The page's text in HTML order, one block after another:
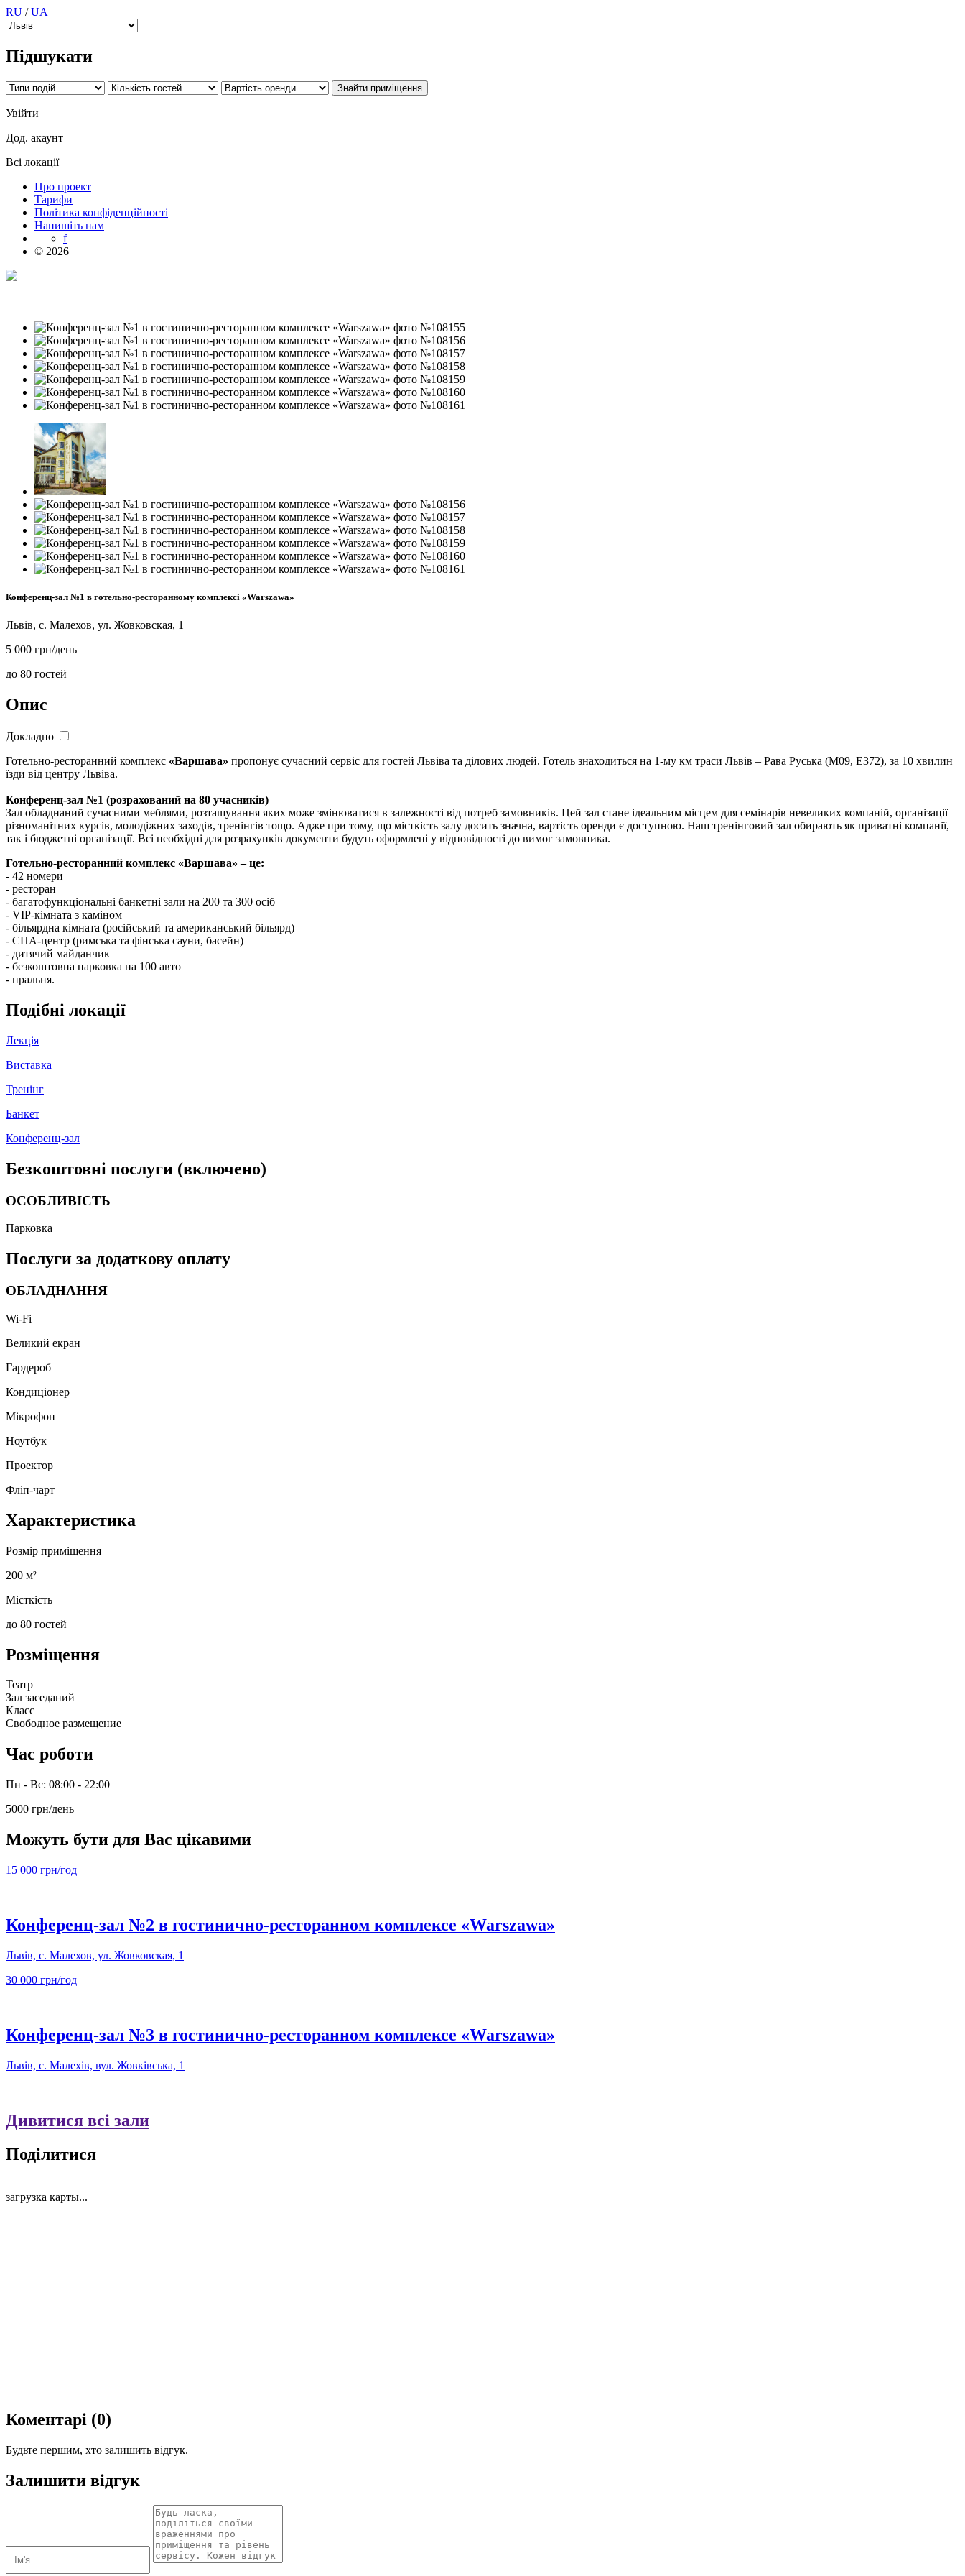
RU /UA
Підшукати
Увійти
Дод. акаунт
Всі локації
Про проект
Тарифи
Політика конфіденційності
Напишіть нам
f
© 2026
Конференц-зал №1 в готельно-ресторанному комплексі «Warszawa»
Львів, с. Малехов, ул. Жовковская, 1
5 000 грн/день
до 80 гостей
Опис
Докладно
Готельно-ресторанний комплекс «Варшава» пропонує сучасний сервіс для гостей Львіва та ділових людей. Готель знаходиться на 1-му км траси Львів – Рава Руська (М09, Е372), за 10 хвилин
їзди від центру Львіва.
Конференц-зал №1 (розрахований на 80 учасників)
Зал обладнаний сучасними меблями, розташування яких може змінюватися в залежності від потреб замовників. Цей зал стане ідеальним місцем для семінарів невеликих компаній, організації
різноманітних курсів, молодіжних заходів, тренінгів тощо. Адже при тому, що місткість залу досить значна, вартість оренди є доступною. Наш тренінговий зал обирають як приватні компанії,
так і бюджетні організації. Всі необхідні для розрахунків документи будуть оформлені у відповідності до вимог замовника.
Готельно-ресторанний комплекс «Варшава» – це:
- 42 номери
- ресторан
- багатофункціональні банкетні зали на 200 та 300 осіб
- VIP-кімната з каміном
- більярдна кімната (російський та американський більярд)
- СПА-центр (римська та фінська сауни, басейн)
- дитячий майданчик
- безкоштовна парковка на 100 авто
- пральня.
Подібні локації
Лекція
Виставка
Тренінг
Банкет
Конференц-зал
Безкоштовні послуги (включено)
ОСОБЛИВІСТЬ
Парковка
Послуги за додаткову оплату
ОБЛАДНАННЯ
Wi-Fi
Великий екран
Гардероб
Кондиціонер
Мікрофон
Ноутбук
Проектор
Фліп-чарт
Характеристика
Розмір приміщення
200 м²
Місткість
до 80 гостей
Розміщення
Театр
Зал заседаний
Класс
Свободное размещение
Час роботи
Пн - Вс: 08:00 - 22:00
5000 грн/день
Можуть бути для Вас цікавими
15 000 грн/год
Конференц-зал №2 в гостинично-ресторанном комплексе «Warszawa»
Львів, с. Малехов, ул. Жовковская, 1
30 000 грн/год
Конференц-зал №3 в гостинично-ресторанном комплексе «Warszawa»
Львів, с. Малехів, вул. Жовківська, 1
Дивитися всі зали
Поділитися
загрузка карты...
Коментарі (0)
Будьте першим, хто залишить відгук.
Залишити відгук